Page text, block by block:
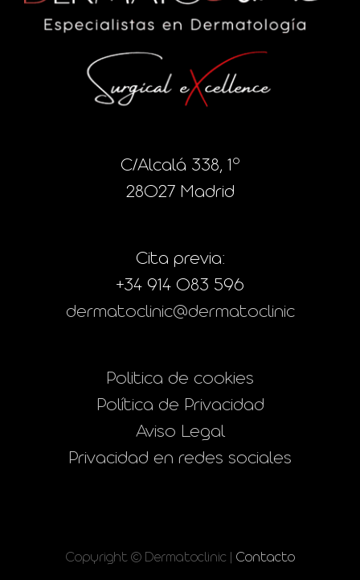
C/Alcalá 338, 1º
28027 Madrid
Cita previa:
+34 914 083 596
dermatoclinic@dermatoclinic
Politica de cookies
Política de Privacidad
Aviso Legal
Privacidad en redes sociales
Copyright © Dermatoclinic | Contacto